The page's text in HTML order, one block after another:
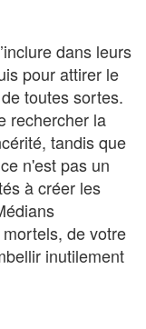
dans leurs
pour attirer le
toutes sortes.
rechercher la
tandis que
n'est pas un
à créer les
de votre
inutilement